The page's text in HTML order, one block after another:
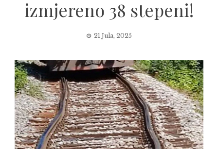
izmjereno 38 stepeni!
21 Jula, 2025